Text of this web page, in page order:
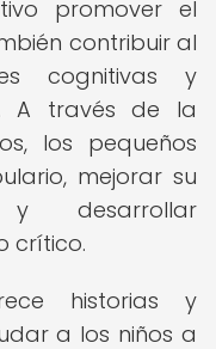
promover el
contribuir al
cognitivas y
A través de la
los pequeños
mejorar su
y desarrollar
crítico.
historias y
a los niños a